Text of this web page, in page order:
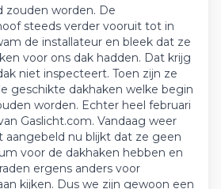
zouden worden. De
steeds verder vooruit tot in
de installateur en bleek dat ze
voor ons dak hadden. Dat krijg
niet inspecteert. Toen zijn ze
geschikte dakhaken welke begin
worden. Echter heel februari
Gaslicht.com. Vandaag weer
aangebeld nu blijkt dat ze geen
voor de dakhaken hebben en
ergens anders voor
kijken. Dus we zijn gewoon een